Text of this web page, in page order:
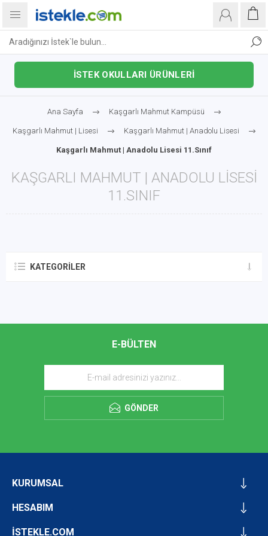
İSTEK OKULLARI ÜRÜNLERİ
Ana Sayfa Kaşgarlı Mahmut Kampüsü
Kaşgarlı Mahmut | Lisesi Kaşgarlı Mahmut | Anadolu Lisesi
Kaşgarlı Mahmut | Anadolu Lisesi 11.Sınıf
KAŞGARLI MAHMUT | ANADOLU LISESI
11.SINIF
KATEGORILER
E-BÜLTEN
GÖNDER
KURUMSAL
HESABIM
İSTEKLE.COM